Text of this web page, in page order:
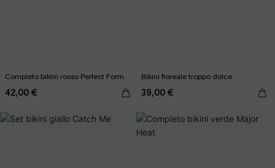
Completo bikini rosso Perfect Form
42,00 €
Bikini floreale troppo dolce
39,00 €